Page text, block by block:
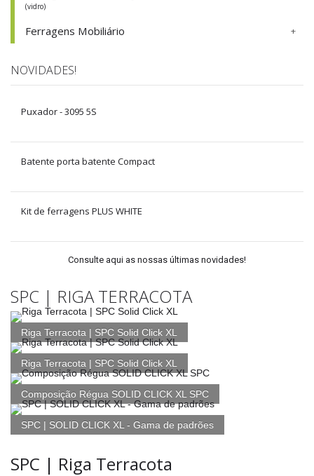
(vidro)
Ferragens Mobiliário
NOVIDADES!
Puxador - 3095 5S
Batente porta batente Compact
Kit de ferragens PLUS WHITE
Consulte aqui as nossas últimas novidades!
SPC | RIGA TERRACOTA
Riga Terracota | SPC Solid Click XL
Riga Terracota | SPC Solid Click XL
Composição Régua SOLID CLICK XL SPC
SPC | SOLID CLICK XL - Gama de padrões
SPC | Riga Terracota